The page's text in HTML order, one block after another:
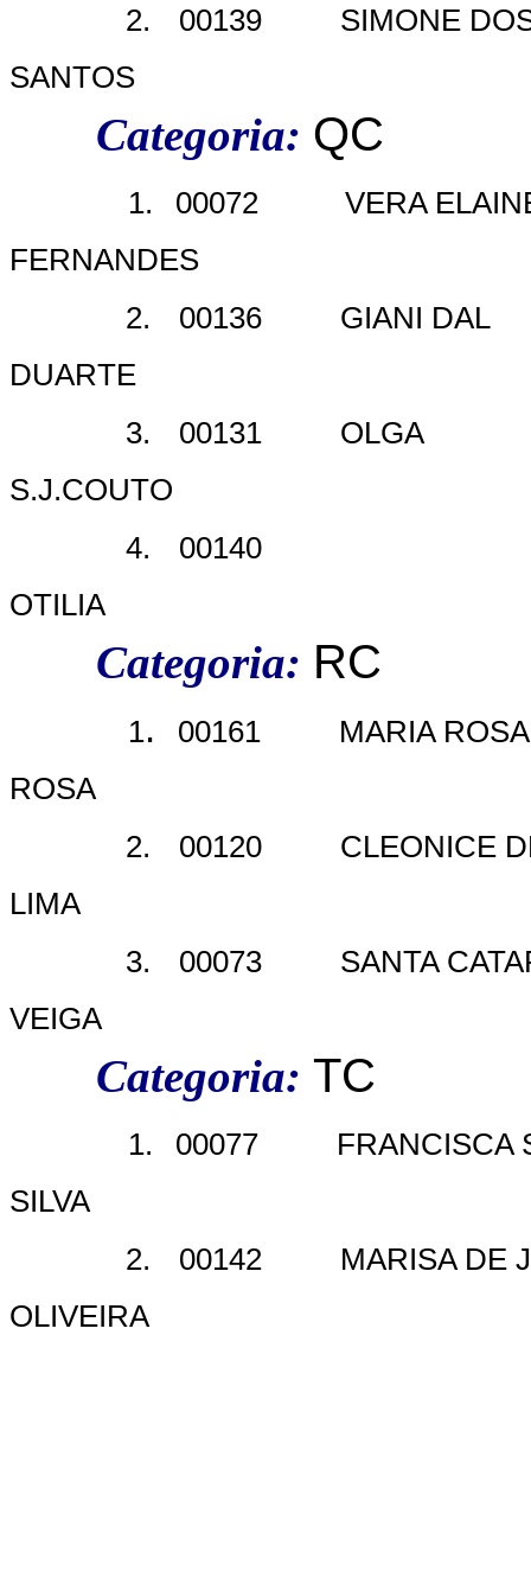
2.
00139
SIMONE
SANTOS
Categoria: QC
1. 00072
VERA
FERNANDES
2.
00136
GIANI DAL
DUARTE
3.
00131
OLGA
S.J.COUTO
4.
00140
OTILIA
Categoria: RC
1. 00161
MARIA
ROSA
2.
00120
CLEONICE
LIMA
3.
00073
SANTA
VEIGA
Categoria: TC
1. 00077
FRANCISCA
SILVA
2.
00142
MARISA DE
OLIVEIRA